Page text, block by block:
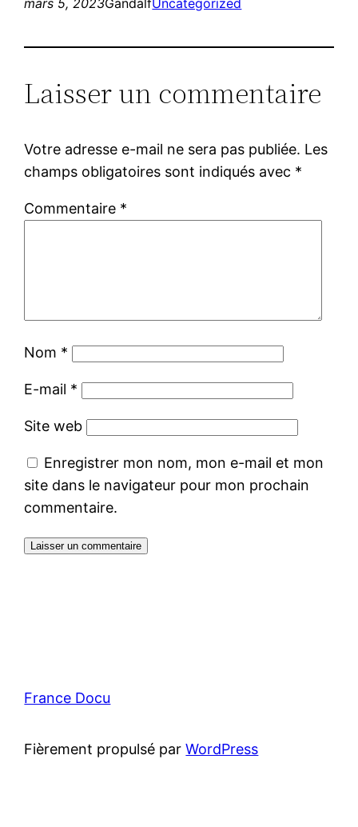
Laisser un commentaire
Votre adresse e-mail ne sera pas publiée. Les
champs obligatoires sont indiqués avec *
Commentaire *
Nom *
E-mail *
Site web
Enregistrer mon nom, mon e-mail et mon
site dans le navigateur pour mon prochain
commentaire.
France Docu
Fièrement propulsé parWordPress